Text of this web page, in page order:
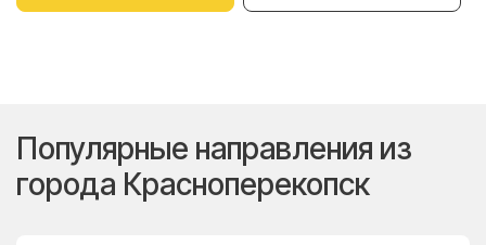
Популярные направления из
города Красноперекопск